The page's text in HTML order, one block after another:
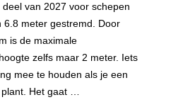
van 2027 voor schepen
6.8 meter gestremd. Door
is de maximale
zelfs maar 2 meter. Iets
mee te houden als je een
Het gaat …